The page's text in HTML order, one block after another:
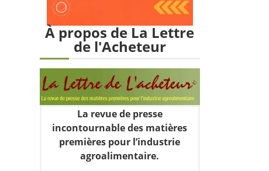
À propos de La Lettre
de l'Acheteur
La revue de presse
incontournable des matières
premières pour l’industrie
agroalimentaire.